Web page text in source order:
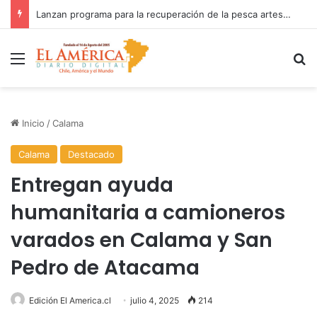
Fiscalía investiga accidente con resultado de muerte en faena minera
Menú
Inicio /Calama
Calama Destacado
Entregan ayuda
humanitaria a camioneros
varados en Calama y San
Pedro de Atacama
Edición El America.cl julio 4, 2025 214